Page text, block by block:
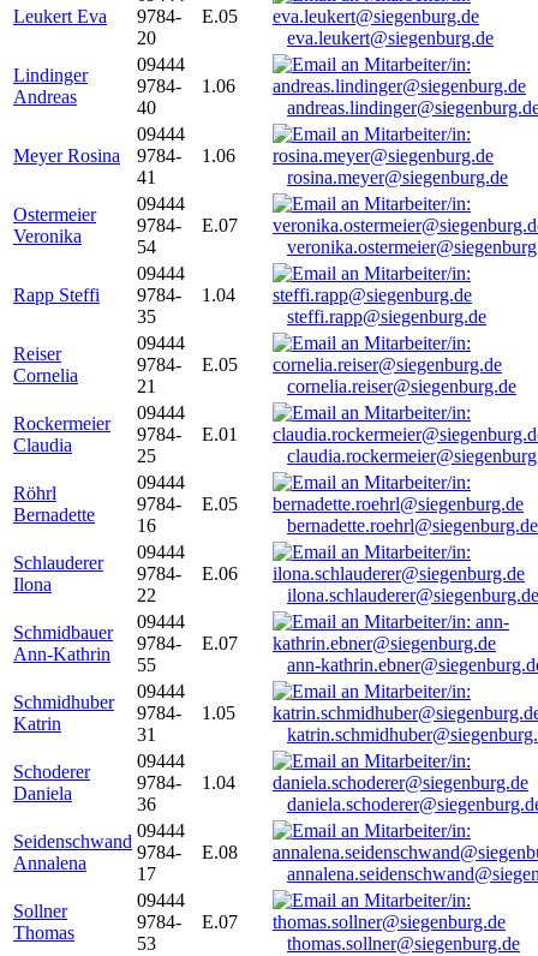
Leukert Eva
9784-
20
E.05
eva.leukert@siegenburg.de
Lindinger
Andreas
09444
9784-
40
1.06
Meyer Rosina
09444
9784-
41
1.06
rosina.meyer@siegenburg.de
Ostermeier
Veronika
09444
9784-
54
E.07
Rapp Steffi
09444
9784-
35
1.04
steffi.rapp@siegenburg.de
Reiser
Cornelia
09444
9784-
21
E.05
cornelia.reiser@siegenburg.de
Rockermeier
Claudia
09444
9784-
25
E.01
Röhrl
Bernadette
09444
9784-
16
E.05
bernadette.roehrl@siegenburg.de
Schlauderer
Ilona
09444
9784-
22
E.06
ilona.schlauderer@siegenburg.de
Schmidbauer
Ann-Kathrin
09444
9784-
55
E.07
ann-
Schmidhuber
Katrin
09444
9784-
31
1.05
Schoderer
Daniela
09444
9784-
36
1.04
Seidenschwand
Annalena
09444
9784-
17
E.08
Sollner
Thomas
09444
9784-
53
E.07
thomas.sollner@siegenburg.de